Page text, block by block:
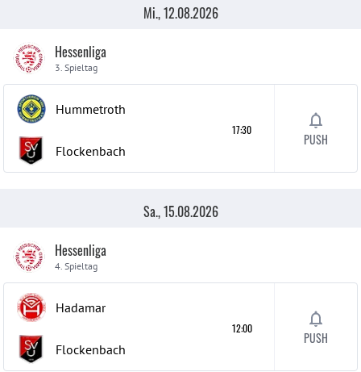
Mi., 12.08.2026
Hessenliga
3. Spieltag
Hummetroth
Flockenbach
17:30
PUSH
Sa., 15.08.2026
Hessenliga
4. Spieltag
Hadamar
Flockenbach
12:00
PUSH